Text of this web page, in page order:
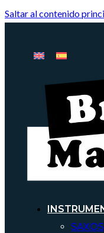
Saltar al contenido
SAXOS